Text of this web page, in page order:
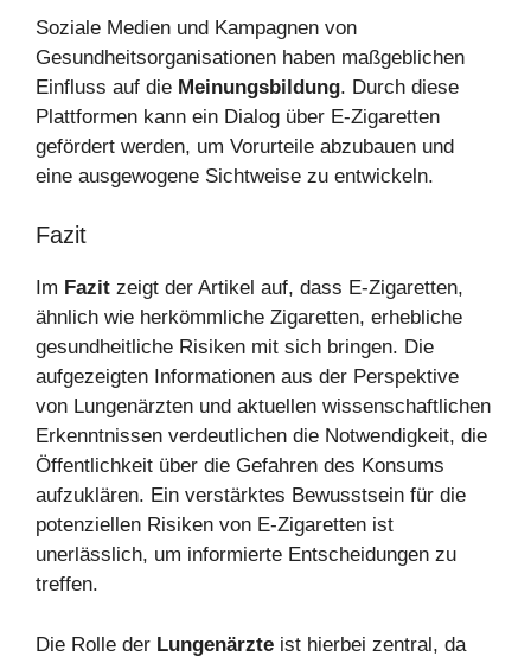
Soziale Medien und Kampagnen von
Gesundheitsorganisationen haben maßgeblichen
Einfluss auf die Meinungsbildung. Durch diese
Plattformen kann ein Dialog über E-Zigaretten
gefördert werden, um Vorurteile abzubauen und
eine ausgewogene Sichtweise zu entwickeln.
Fazit
Im Fazit zeigt der Artikel auf, dass E-Zigaretten,
ähnlich wie herkömmliche Zigaretten, erhebliche
gesundheitliche Risiken mit sich bringen. Die
aufgezeigten Informationen aus der Perspektive
von Lungenärzten und aktuellen wissenschaftlichen
Erkenntnissen verdeutlichen die Notwendigkeit, die
Öffentlichkeit über die Gefahren des Konsums
aufzuklären. Ein verstärktes Bewusstsein für die
potenziellen Risiken von E-Zigaretten ist
unerlässlich, um informierte Entscheidungen zu
treffen.
Die Rolle der Lungenärzte ist hierbei zentral, da